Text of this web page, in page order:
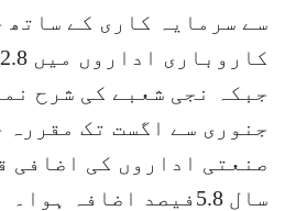
سے سرمایہ کاری کے ساتھ
جنوری سے اگست تک مقررہ
صنعتی اداروں کی اضافی
سال 5.8فیصد اضافہ ہوا۔